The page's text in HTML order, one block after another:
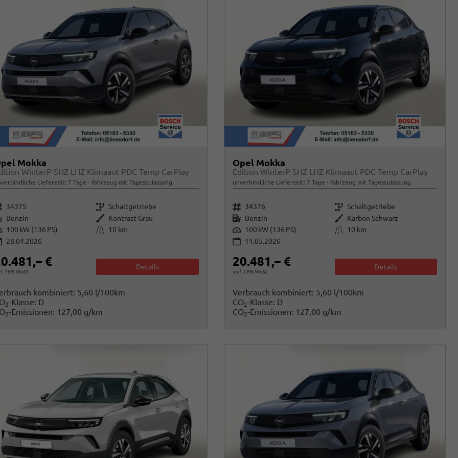
Mokka
WinterP SHZ LHZ Klimaaut PDC Temp CarPlay
Lieferzeit: 7 Tage Fahrzeug mit Tageszulassung
34375 Getriebe Schaltgetriebe
Benzin Außenfarbe Kontrast Grau
100 kW (136 PS) Kilometerstand 10 km
28.04.2026
€
19% MwSt.
Details
kombiniert: 5,60 l/100km
2-Klasse: D
2-Emissionen: 127,00 g/km
Opel Mokka
Edition WinterP SHZ LHZ Klimaaut PDC Temp CarPlay
unverbindliche Lieferzeit: 7 Tage Fahrzeug mit Tageszulassung
Fahrzeugnr. 34376 Getriebe Schaltgetriebe
Kraftstoff Benzin Außenfarbe Karbon Schwarz
Leistung 100 kW (136 PS) Kilometerstand
10 km
11.05.2026
20.481,– €
incl. 19% MwSt.
Details
Verbrauch kombiniert: 5,60 l/100km
CO2-Klasse: D
CO2-Emissionen: 127,00 g/km